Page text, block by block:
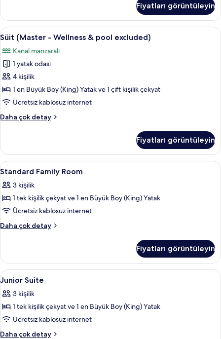
detay
için
tüm
fotoğrafları
görün
Oda
(Wellness
&
excluded)
hakkında
fazla
detay
Fiyatları görüntüleyin
Süit
(Master
-
Wellness
&
pool
excluded)
tüm
Süit (Master - Wellness & pool
7
Süit (Master - Wellness & pool excluded)
Kanal manzaralı
1 yatak odası
4 kişilik
1 en Büyük Boy (King) Yatak ve 1 çift kişilik çekyat
Ücretsiz kablosuz internet
Daha çok detay
Süit
&
pool
excluded)
daha
fazla
Fiyatları görüntüleyin
Standard
Family
Room
için
tüm
fotoğrafları
Odada kasa, ücretsiz kablosuz
4
Standard Family Room
3 kişilik
1 tek kişilik çekyat ve 1 en Büyük Boy (King) Yatak
Ücretsiz kablosuz internet
Daha çok detay
Standard
daha
fazla
detay
Fiyatları görüntüleyin
Junior
Suite
için
tüm
fotoğrafları
görün
Odada kasa, ücretsiz kablosuz
3
Junior Suite
3 kişilik
1 tek kişilik çekyat ve 1 en Büyük Boy (King) Yatak
Ücretsiz kablosuz internet
Daha çok detay
Junior